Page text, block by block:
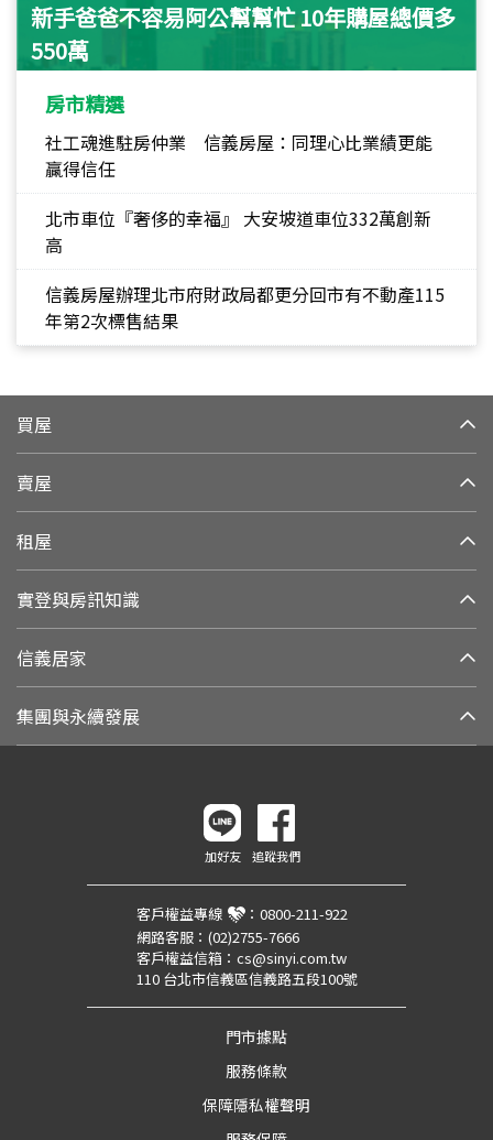
新手爸爸不容易阿公幫幫忙 10年購屋總價多
550萬
房市精選
社工魂進駐房仲業 信義房屋：同理心比業績更能
贏得信任
北市車位『奢侈的幸福』 大安坡道車位332萬創新
高
信義房屋辦理北市府財政局都更分回市有不動產115
年第2次標售結果
買屋
賣屋
租屋
實登與房訊知識
信義居家
集團與永續發展
加好友 追蹤我們
客戶權益專線 ： 0800-211-922
網路客服： (02)2755-7666
客戶權益信箱： cs@sinyi.com.tw
110 台北市信義區信義路五段100號
門市據點
服務條款
保障隱私權聲明